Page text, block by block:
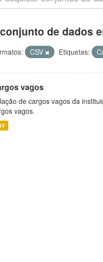
de dados
CSV Etiquetas:
vagos
de cargos vagos da
vagos.